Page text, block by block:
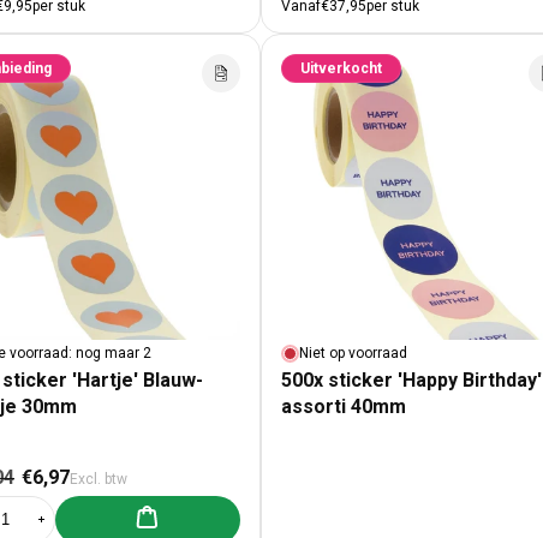
per stuk Vanaf€37,95per stuk
voorraad: nog maar 2
sticker 'Hartje' Blauw-
30mm
prijs
Aanbiedingsprijs
€6,97Excl. btw
verlagen voor 500x sticker &#39;Hartje&#39; Blauw-Oranje 30mm
Aantal verhogen voor 500x sticker &#39;Hartje&#39; Blauw-Oranje 30mm
Aan winkelwagen toevoegen
Uitverkocht
Niet op voorraad
500x sticker 'Happy Birthday'
assorti 40mm